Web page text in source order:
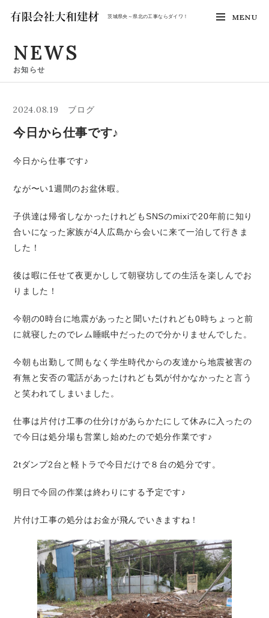
茨城県央～県北の工事ならダイワ！ MENU
NEWS
お知らせ
2024.08.19 ブログ
今日から仕事です♪
今日から仕事です♪
なが〜い1週間のお盆休暇。
子供達は帰省しなかったけれどもSNSのmixiで20年前に知り
合いになった家族が4人広島から会いに来て一泊して行きま
した！
後は暇に任せて夜更かしして朝寝坊しての生活を楽しんでお
りました！
今朝の0時台に地震があったと聞いたけれども0時ちょっと前
に就寝したのでレム睡眠中だったので分かりませんでした。
今朝も出勤して間もなく学生時代からの友達から地震被害の
有無と安否の電話があったけれども気が付かなかったと言う
と笑われてしまいました。
仕事は片付け工事の仕分けがあらかたにして休みに入ったの
で今日は処分場も営業し始めたので処分作業です♪
2tダンプ2台と軽トラで今日だけで８台の処分です。
明日で今回の作業は終わりにする予定です♪
片付け工事の処分はお金が飛んでいきますね！